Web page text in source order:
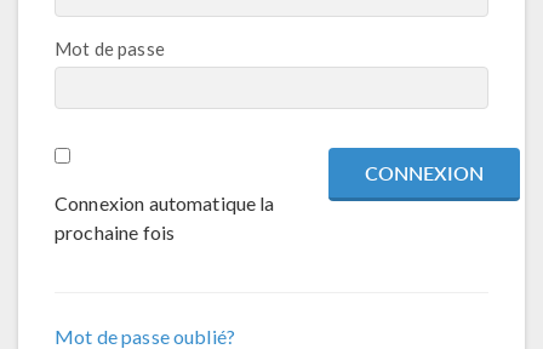
Mot de passe
Connexion automatique la
prochaine fois
Mot de passe oublié?